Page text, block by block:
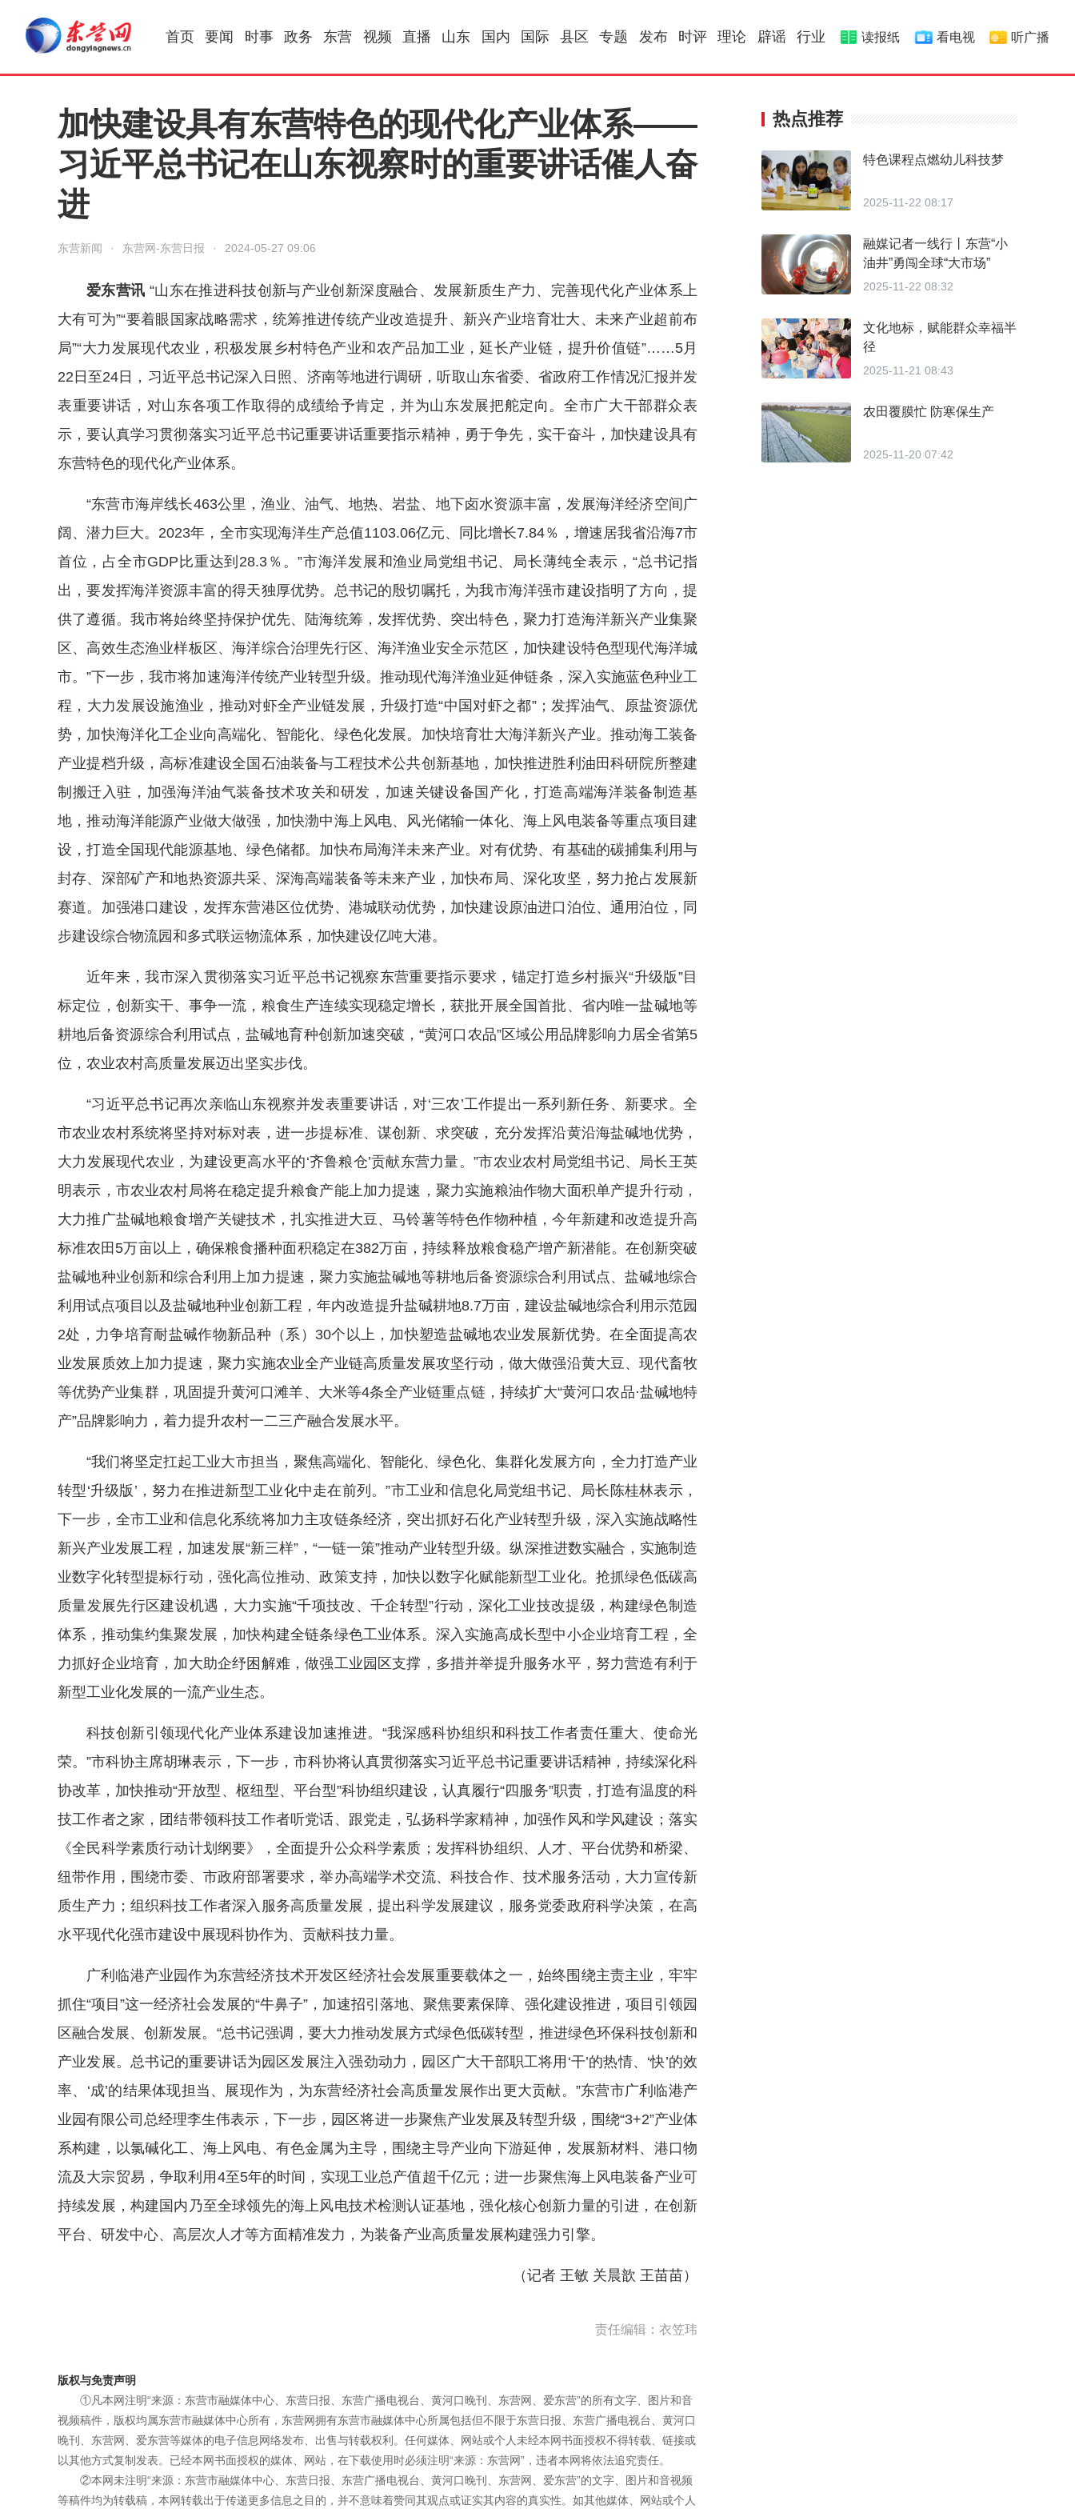
首页 要闻 时事 政务 东营 视频 直播 山东 国内 国际 县区 专题 发布 时评 理论 辟谣 行业 读报纸 看电视 听广播
加快建设具有东营特色的现代化产业体系——
习近平总书记在山东视察时的重要讲话催人奋
进
东营新闻 · 东营网-东营日报 · 2024-05-27 09:06
爱东营讯 “山东在推进科技创新与产业创新深度融合、发展新质生产力、完善现代化产业体系上
大有可为”“要着眼国家战略需求，统筹推进传统产业改造提升、新兴产业培育壮大、未来产业超前布
局”“大力发展现代农业，积极发展乡村特色产业和农产品加工业，延长产业链，提升价值链”……5月
22日至24日，习近平总书记深入日照、济南等地进行调研，听取山东省委、省政府工作情况汇报并发
表重要讲话，对山东各项工作取得的成绩给予肯定，并为山东发展把舵定向。全市广大干部群众表
示，要认真学习贯彻落实习近平总书记重要讲话重要指示精神，勇于争先，实干奋斗，加快建设具有
东营特色的现代化产业体系。
“东营市海岸线长463公里，渔业、油气、地热、岩盐、地下卤水资源丰富，发展海洋经济空间广
阔、潜力巨大。2023年，全市实现海洋生产总值1103.06亿元、同比增长7.84％，增速居我省沿海7市
首位，占全市GDP比重达到28.3％。”市海洋发展和渔业局党组书记、局长薄纯全表示，“总书记指
出，要发挥海洋资源丰富的得天独厚优势。总书记的殷切嘱托，为我市海洋强市建设指明了方向，提
供了遵循。我市将始终坚持保护优先、陆海统筹，发挥优势、突出特色，聚力打造海洋新兴产业集聚
区、高效生态渔业样板区、海洋综合治理先行区、海洋渔业安全示范区，加快建设特色型现代海洋城
市。”下一步，我市将加速海洋传统产业转型升级。推动现代海洋渔业延伸链条，深入实施蓝色种业工
程，大力发展设施渔业，推动对虾全产业链发展，升级打造“中国对虾之都”；发挥油气、原盐资源优
势，加快海洋化工企业向高端化、智能化、绿色化发展。加快培育壮大海洋新兴产业。推动海工装备
产业提档升级，高标准建设全国石油装备与工程技术公共创新基地，加快推进胜利油田科研院所整建
制搬迁入驻，加强海洋油气装备技术攻关和研发，加速关键设备国产化，打造高端海洋装备制造基
地，推动海洋能源产业做大做强，加快渤中海上风电、风光储输一体化、海上风电装备等重点项目建
设，打造全国现代能源基地、绿色储都。加快布局海洋未来产业。对有优势、有基础的碳捕集利用与
封存、深部矿产和地热资源共采、深海高端装备等未来产业，加快布局、深化攻坚，努力抢占发展新
赛道。加强港口建设，发挥东营港区位优势、港城联动优势，加快建设原油进口泊位、通用泊位，同
步建设综合物流园和多式联运物流体系，加快建设亿吨大港。
近年来，我市深入贯彻落实习近平总书记视察东营重要指示要求，锚定打造乡村振兴“升级版”目
标定位，创新实干、事争一流，粮食生产连续实现稳定增长，获批开展全国首批、省内唯一盐碱地等
耕地后备资源综合利用试点，盐碱地育种创新加速突破，“黄河口农品”区域公用品牌影响力居全省第5
位，农业农村高质量发展迈出坚实步伐。
“习近平总书记再次亲临山东视察并发表重要讲话，对‘三农’工作提出一系列新任务、新要求。全
市农业农村系统将坚持对标对表，进一步提标准、谋创新、求突破，充分发挥沿黄沿海盐碱地优势，
大力发展现代农业，为建设更高水平的‘齐鲁粮仓’贡献东营力量。”市农业农村局党组书记、局长王英
明表示，市农业农村局将在稳定提升粮食产能上加力提速，聚力实施粮油作物大面积单产提升行动，
大力推广盐碱地粮食增产关键技术，扎实推进大豆、马铃薯等特色作物种植，今年新建和改造提升高
标准农田5万亩以上，确保粮食播种面积稳定在382万亩，持续释放粮食稳产增产新潜能。在创新突破
盐碱地种业创新和综合利用上加力提速，聚力实施盐碱地等耕地后备资源综合利用试点、盐碱地综合
利用试点项目以及盐碱地种业创新工程，年内改造提升盐碱耕地8.7万亩，建设盐碱地综合利用示范园
2处，力争培育耐盐碱作物新品种（系）30个以上，加快塑造盐碱地农业发展新优势。在全面提高农
业发展质效上加力提速，聚力实施农业全产业链高质量发展攻坚行动，做大做强沿黄大豆、现代畜牧
等优势产业集群，巩固提升黄河口滩羊、大米等4条全产业链重点链，持续扩大“黄河口农品·盐碱地特
产”品牌影响力，着力提升农村一二三产融合发展水平。
“我们将坚定扛起工业大市担当，聚焦高端化、智能化、绿色化、集群化发展方向，全力打造产业
转型‘升级版’，努力在推进新型工业化中走在前列。”市工业和信息化局党组书记、局长陈桂林表示，
下一步，全市工业和信息化系统将加力主攻链条经济，突出抓好石化产业转型升级，深入实施战略性
新兴产业发展工程，加速发展“新三样”，“一链一策”推动产业转型升级。纵深推进数实融合，实施制造
业数字化转型提标行动，强化高位推动、政策支持，加快以数字化赋能新型工业化。抢抓绿色低碳高
质量发展先行区建设机遇，大力实施“千项技改、千企转型”行动，深化工业技改提级，构建绿色制造
体系，推动集约集聚发展，加快构建全链条绿色工业体系。深入实施高成长型中小企业培育工程，全
力抓好企业培育，加大助企纾困解难，做强工业园区支撑，多措并举提升服务水平，努力营造有利于
新型工业化发展的一流产业生态。
科技创新引领现代化产业体系建设加速推进。“我深感科协组织和科技工作者责任重大、使命光
荣。”市科协主席胡琳表示，下一步，市科协将认真贯彻落实习近平总书记重要讲话精神，持续深化科
协改革，加快推动“开放型、枢纽型、平台型”科协组织建设，认真履行“四服务”职责，打造有温度的科
技工作者之家，团结带领科技工作者听党话、跟党走，弘扬科学家精神，加强作风和学风建设；落实
《全民科学素质行动计划纲要》，全面提升公众科学素质；发挥科协组织、人才、平台优势和桥梁、
纽带作用，围绕市委、市政府部署要求，举办高端学术交流、科技合作、技术服务活动，大力宣传新
质生产力；组织科技工作者深入服务高质量发展，提出科学发展建议，服务党委政府科学决策，在高
水平现代化强市建设中展现科协作为、贡献科技力量。
广利临港产业园作为东营经济技术开发区经济社会发展重要载体之一，始终围绕主责主业，牢牢
抓住“项目”这一经济社会发展的“牛鼻子”，加速招引落地、聚焦要素保障、强化建设推进，项目引领园
区融合发展、创新发展。“总书记强调，要大力推动发展方式绿色低碳转型，推进绿色环保科技创新和
产业发展。总书记的重要讲话为园区发展注入强劲动力，园区广大干部职工将用‘干’的热情、‘快’的效
率、‘成’的结果体现担当、展现作为，为东营经济社会高质量发展作出更大贡献。”东营市广利临港产
业园有限公司总经理李生伟表示，下一步，园区将进一步聚焦产业发展及转型升级，围绕“3+2”产业体
系构建，以氯碱化工、海上风电、有色金属为主导，围绕主导产业向下游延伸，发展新材料、港口物
流及大宗贸易，争取利用4至5年的时间，实现工业总产值超千亿元；进一步聚焦海上风电装备产业可
持续发展，构建国内乃至全球领先的海上风电技术检测认证基地，强化核心创新力量的引进，在创新
平台、研发中心、高层次人才等方面精准发力，为装备产业高质量发展构建强力引擎。
（记者 王敏 关晨歆 王苗苗）
责任编辑：衣笠玮
版权与免责声明
①凡本网注明“来源：东营市融媒体中心、东营日报、东营广播电视台、黄河口晚刊、东营网、爱东营”的所有文字、图片和音
视频稿件，版权均属东营市融媒体中心所有，东营网拥有东营市融媒体中心所属包括但不限于东营日报、东营广播电视台、黄河口
晚刊、东营网、爱东营等媒体的电子信息网络发布、出售与转载权利。任何媒体、网站或个人未经本网书面授权不得转载、链接或
以其他方式复制发表。已经本网书面授权的媒体、网站，在下载使用时必须注明“来源：东营网”，违者本网将依法追究责任。
②本网未注明“来源：东营市融媒体中心、东营日报、东营广播电视台、黄河口晚刊、东营网、爱东营”的文字、图片和音视频
等稿件均为转载稿，本网转载出于传递更多信息之目的，并不意味着赞同其观点或证实其内容的真实性。如其他媒体、网站或个人
热点推荐
特色课程点燃幼儿科技梦
2025-11-22 08:17
融媒记者一线行丨东营“小
油井”勇闯全球“大市场”
2025-11-22 08:32
文化地标，赋能群众幸福半
径
2025-11-21 08:43
农田覆膜忙 防寒保生产
2025-11-20 07:42